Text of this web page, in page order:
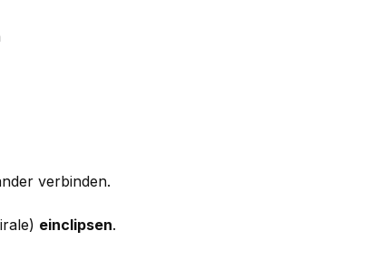
verbinden.
einclipsen.